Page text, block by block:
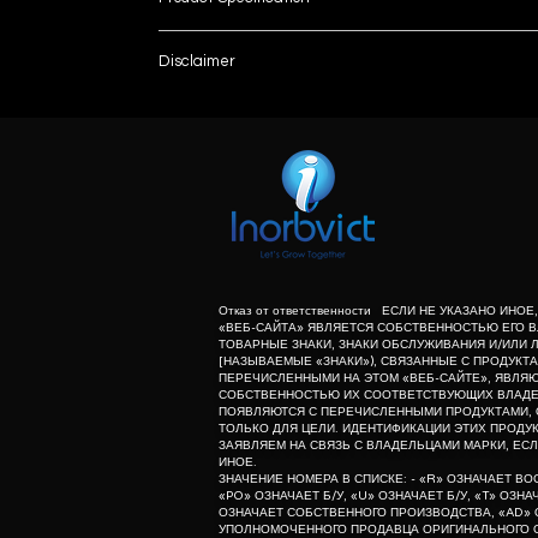
Brand
Sample Capacity/Format
Volume Thermal Block Sample
No of Channels
Temperature Range
Weight
Dimensions
Gastrointestinal Panel for Diagnosing
syndromic testing systems
Disclaimer
herein associated with the products listed on
purpose of identification of those products. we
meaning of list number: - “r” means
dealer of original equipment manufacturer.
Отказ от ответственности ЕСЛИ НЕ УКАЗАНО
«ВЕБ-САЙТА» ЯВЛЯЕТСЯ СОБСТВЕННОСТЬЮ ЕГО
ТОВАРНЫЕ ЗНАКИ, ЗНАКИ ОБСЛУЖИВАНИЯ И/ИЛИ
[НАЗЫВАЕМЫЕ «ЗНАКИ»), СВЯЗАННЫЕ С
ПЕРЕЧИСЛЕННЫМИ НА ЭТОМ «ВЕБ-САЙТЕ»,
СОБСТВЕННОСТЬЮ ИХ СООТВЕТСТВУЮЩИХ
ПОЯВЛЯЮТСЯ С ПЕРЕЧИСЛЕННЫМИ ПРОДУКТАМИ,
ТОЛЬКО ДЛЯ ЦЕЛИ. ИДЕНТИФИКАЦИИ ЭТИХ
ЗАЯВЛЯЕМ НА СВЯЗЬ С ВЛАДЕЛЬЦАМИ МАРКИ,
ИНОЕ.
ЗНАЧЕНИЕ НОМЕРА В СПИСКЕ: - «R» ОЗНАЧАЕТ
«PO» ОЗНАЧАЕТ Б/У, «U» ОЗНАЧАЕТ Б/У, «T»
ОЗНАЧАЕТ СОБСТВЕННОГО ПРОИЗВОДСТВА, «AD»
УПОЛНОМОЧЕННОГО ПРОДАВЦА ОРИГИНАЛЬНОГО